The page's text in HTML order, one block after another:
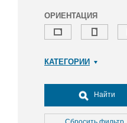
ОРИЕНТАЦИЯ
КАТЕГОРИИ
Досуг, туризм и отдых
Культура
Найти